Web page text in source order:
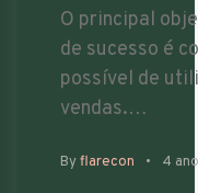
O principal
de sucesso é
possível de
vendas.…
Byflarecon 4